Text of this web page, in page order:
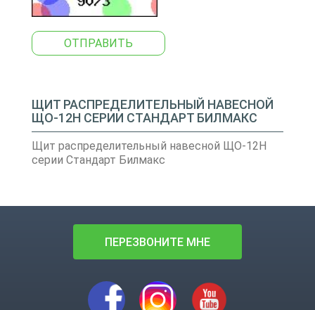
ОТПРАВИТЬ
ЩИТ РАСПРЕДЕЛИТЕЛЬНЫЙ НАВЕСНОЙ
ЩО-12Н СЕРИИ СТАНДАРТ БИЛМАКС
Щит распределительный навесной ЩО-12Н
серии Стандарт Билмакс
ПЕРЕЗВОНИТЕ МНЕ